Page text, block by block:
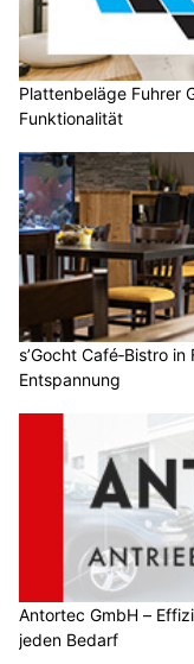
Plattenbeläge Fuhrer
Funktionalität
s’Gocht Café‑Bistro
Entspannung
Antortec GmbH –
jeden Bedarf